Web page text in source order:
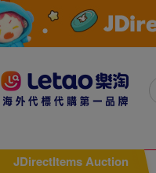
JDirectItems Auction